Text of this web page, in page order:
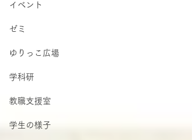
イベント
ゼミ
ゆりっこ広場
学科研
教職支援室
学生の様子